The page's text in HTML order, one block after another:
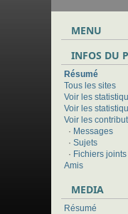
MENU
INFOS DU
Résumé
Tous les sites
Voir les
Voir les
Voir les
· Messages
· Sujets
· Fichiers joints
Amis
MEDIA
Résumé